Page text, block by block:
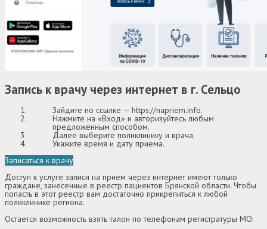
Запись к врачу через интернет в г. Сельцо
Зайдите по ссылке — https://napriem.info.
Нажмите на «Вход» и авторизуйтесь любым
предложенным способом.
Далее выберите поликлинику и врача.
Укажите время и дату приема.
Записаться к врачу
Доступ к услуге записи на прием через интернет имеют только
граждане, занесенные в реестр пациентов Брянской области. Чтобы
попасть в этот реестр вам достаточно прикрепиться к любой
поликлинике региона.
Остается возможность взять талон по телефонам регистратуры МО: